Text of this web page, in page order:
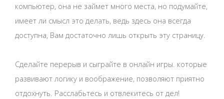
компьютер, она не займет много места, но подумайте,
имеет ли смысл это делать, ведь здесь она всегда
доступна, Вам достаточно лишь открыть эту страницу.
Сделайте перерыв и сыграйте в онлайн игры. которые
развивают логику и воображение, позволяют приятно
отдохнуть. Расслабьтесь и отвлекитесь от дел!